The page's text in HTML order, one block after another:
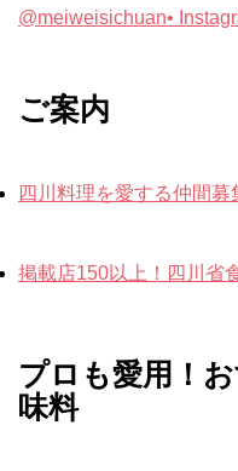
@meiweisichuan•
ご案内
四川料理を愛する仲間募
掲載店150以上！四川省
プロも愛用！
味料